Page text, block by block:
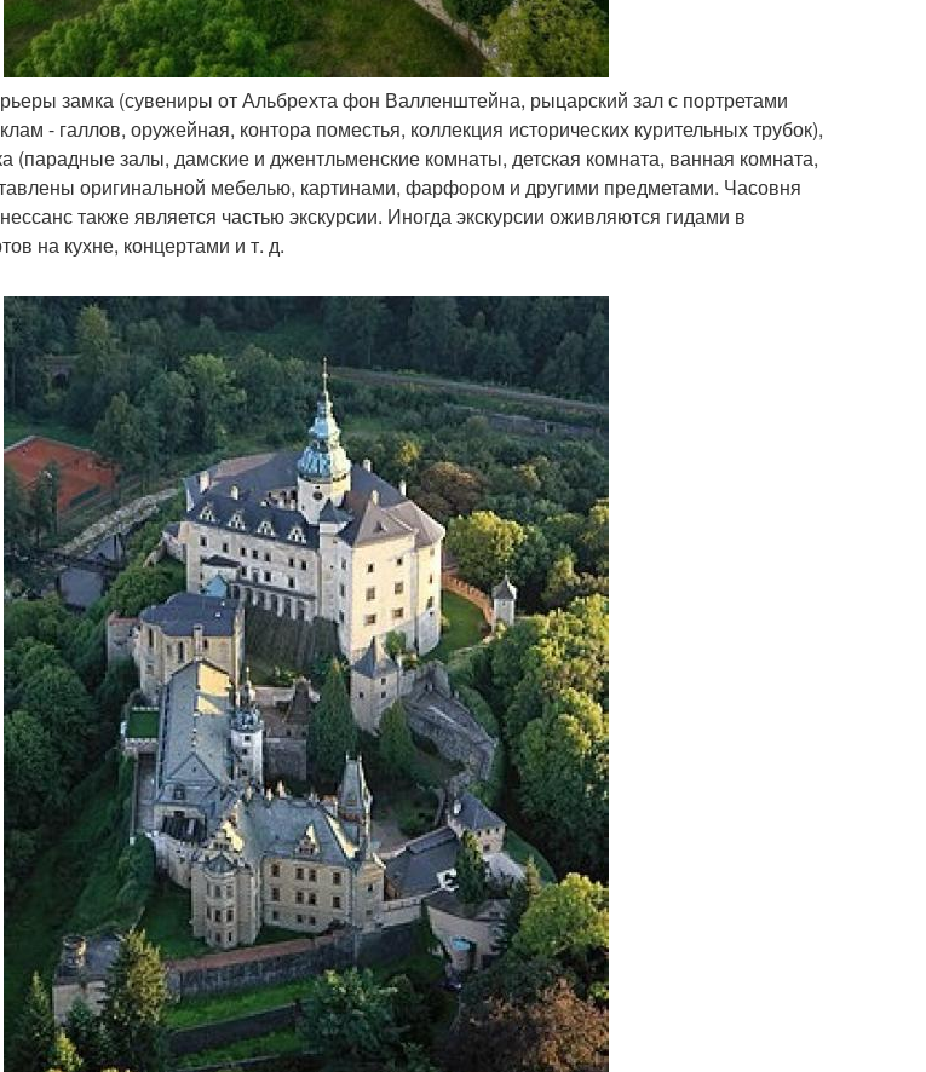
замка (сувениры от Альбрехта фон Валленштейна, рыцарский зал с портретами
- галлов, оружейная, контора поместья, коллекция исторических курительных трубок),
(парадные залы, дамские и джентльменские комнаты, детская комната, ванная комната,
оригинальной мебелью, картинами, фарфором и другими предметами. Часовня
также является частью экскурсии. Иногда экскурсии оживляются гидами в
на кухне, концертами и т. д.